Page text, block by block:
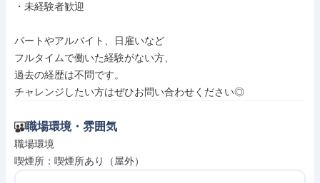
・未経験者歓迎
パートやアルバイト、日雇いなど
フルタイムで働いた経験がない方、
過去の経歴は不問です。
チャレンジしたい方はぜひお問い合わせください◎
職場環境・雰囲気
職場環境
喫煙所：喫煙所あり（屋外）